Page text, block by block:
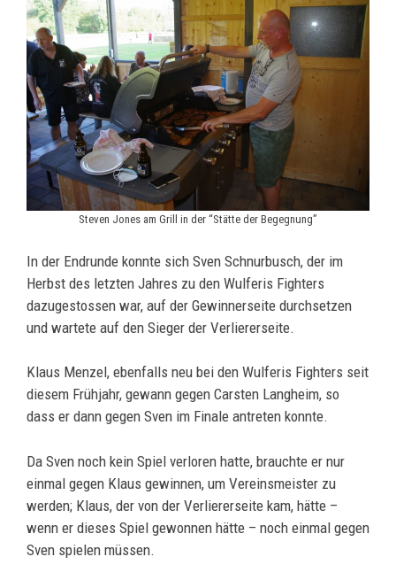
Steven Jones am Grill in der “Stätte der Begegnung”
In der Endrunde konnte sich Sven Schnurbusch, der im
Herbst des letzten Jahres zu den Wulferis Fighters
dazugestossen war, auf der Gewinnerseite durchsetzen
und wartete auf den Sieger der Verliererseite.
Klaus Menzel, ebenfalls neu bei den Wulferis Fighters seit
diesem Frühjahr, gewann gegen Carsten Langheim, so
dass er dann gegen Sven im Finale antreten konnte.
Da Sven noch kein Spiel verloren hatte, brauchte er nur
einmal gegen Klaus gewinnen, um Vereinsmeister zu
werden; Klaus, der von der Verliererseite kam, hätte –
wenn er dieses Spiel gewonnen hätte – noch einmal gegen
Sven spielen müssen.